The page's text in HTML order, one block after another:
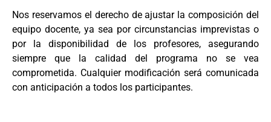
Nos reservamos el derecho de ajustar la composición del
equipo docente, ya sea por circunstancias imprevistas o
por la disponibilidad de los profesores, asegurando
siempre que la calidad del programa no se vea
comprometida. Cualquier modificación será comunicada
con anticipación a todos los participantes.